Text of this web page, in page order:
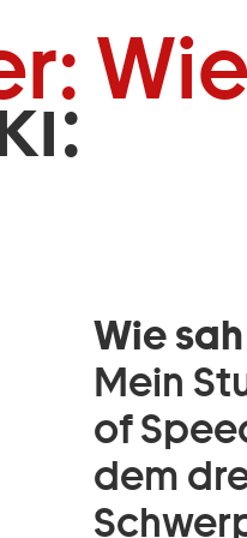
Zum Footer
Wie
Mein
of
dem